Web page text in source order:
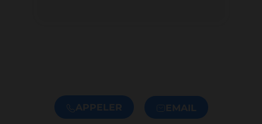
APPELER EMAIL